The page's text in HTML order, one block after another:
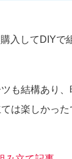
入してDIYで
も結構あり
は楽しかった